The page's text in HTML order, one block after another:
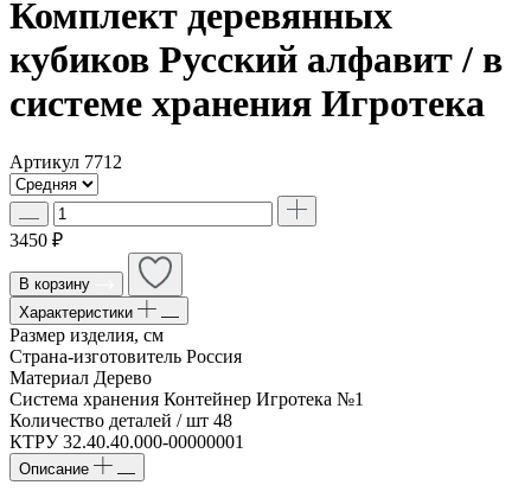
Комплект деревянных
кубиков Русский алфавит / в
системе хранения Игротека
Артикул 7712
3450 ₽
В корзину
Характеристики
Размер изделия, см
Страна-изготовитель Россия
Материал Дерево
Система хранения Контейнер Игротека №1
Количество деталей / шт 48
КТРУ 32.40.40.000-00000001
Описание